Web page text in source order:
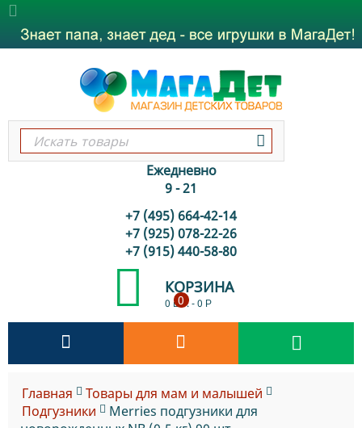
Ежедневно
9 - 21
+7 (495) 664-42-14
+7 (925) 078-22-26
+7 (915) 440-58-80
КОРЗИНА
0 шт.-0 Р
0
Главная
Товары для мам и малышей
Подгузники
Merries подгузники для